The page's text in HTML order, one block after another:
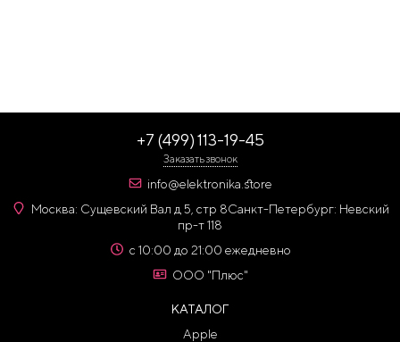
+7 (499) 113-19-45
Заказать звонок
info@elektronika.store
Москва: Сущевский Вал д 5, стр 8Санкт-Петербург: Невский
пр-т 118
с 10:00 до 21:00 ежедневно
ООО "Плюс"
КАТАЛОГ
Apple